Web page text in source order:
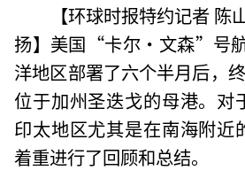
【环球时报特约记者 陈
扬】美国“卡尔·文森”号
洋地区部署了六个半月后，
位于加州圣迭戈的母港。对
印太地区尤其是在南海附近
着重进行了回顾和总结。